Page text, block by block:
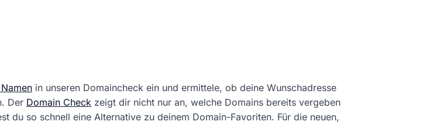
in unseren Domaincheck ein und ermittele, ob deine Wunschadresse
Der Domain Check zeigt dir nicht nur an, welche Domains bereits vergeben
du so schnell eine Alternative zu deinem Domain-Favoriten. Für die neuen,